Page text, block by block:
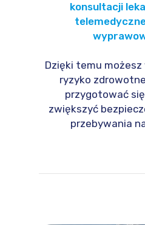
konsultacji
Dzięki temu
ryzyko
przygotować
zwiększyć
przebywania